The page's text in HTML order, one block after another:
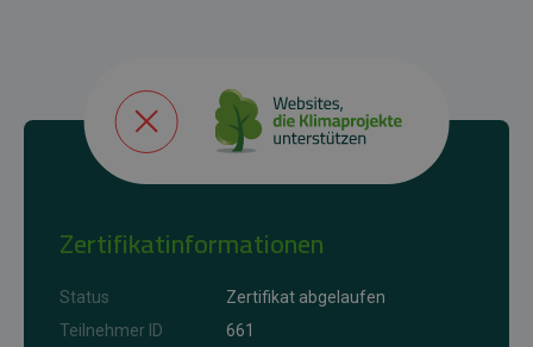
Zertifikatinformationen
Status
Zertifikat abgelaufen
Teilnehmer ID
661